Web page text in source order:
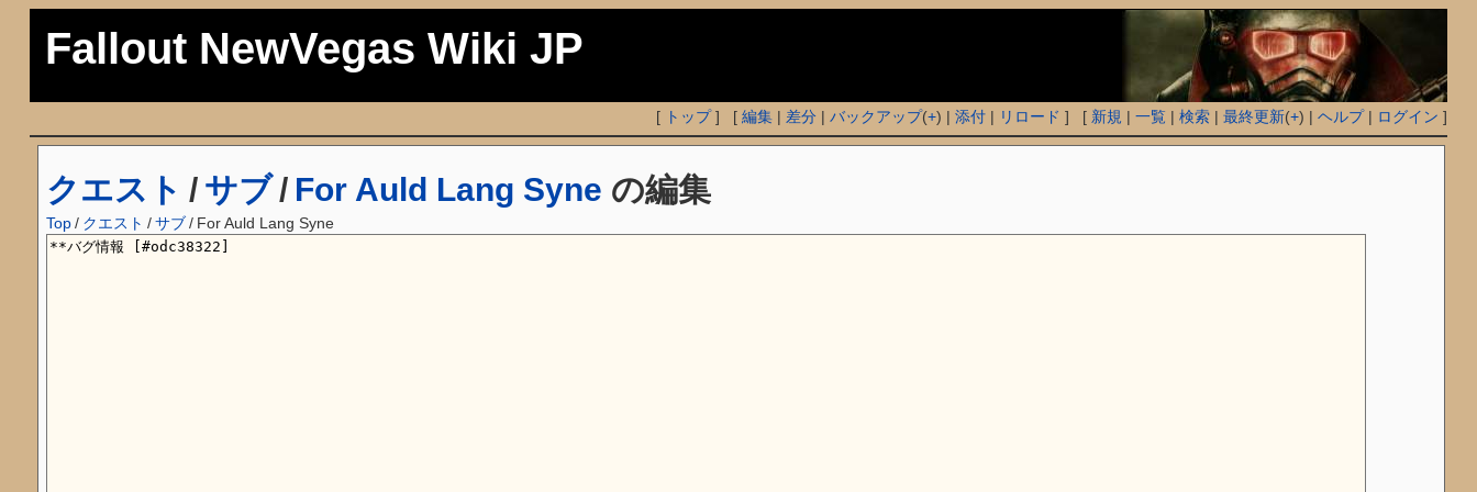
Fallout NewVegas Wiki JP
[ トップ] [編集 | 差分 |バックアップ(+) |添付 | リロード ] [ 新規 |一覧 |検索 |最終更新(+) |ヘルプ| ログイン ]
クエスト / サブ / For Auld Lang Syne の編集
Top/ クエスト /サブ / For Auld Lang Syne